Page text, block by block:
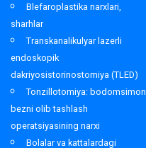
Blefaroplastika narxlari,
sharhlar
Transkanalikulyar lazerli
endoskopik
dakriyosistorinostomiya (TLED)
Tonzillotomiya: bodomsimon
bezni olib tashlash
operatsiyasining narxi
Bolalar va kattalardagi